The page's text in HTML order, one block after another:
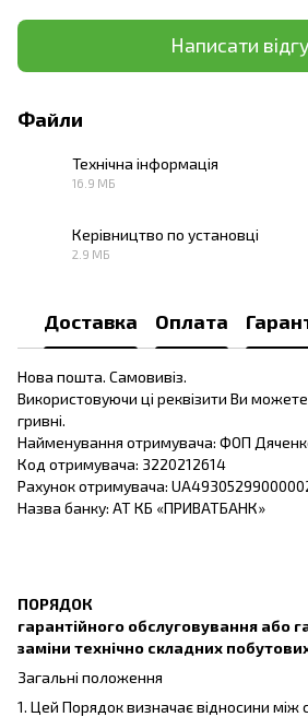
Написати
Файли
Технічна інформація
16.9 МБ
Керівництво по установці
2.9 МБ
Доставка Оплата
Нова пошта. Самовивіз.
Використовуючи ці реквізити Ви
гривні.
Найменування отримувача: ФОП
Код отримувача: 3220212614
Рахунок отримувача:
Назва банку: АТ КБ «ПРИВАТБАНК»
ПОРЯДОК
гарантійного обслуговування або
заміни технічно складних
Загальні положення
1. Цей Порядок визначає відносини між